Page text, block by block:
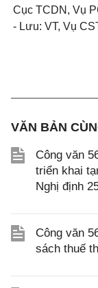
Cục TCDN, Vụ
- Lưu: VT, Vụ
VĂN BẢN
Công văn
triển khai
Nghị định
Công văn
sách thuế